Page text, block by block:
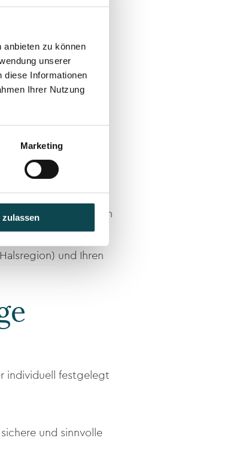
anbieten zu können
unserer
diese Informationen
Ihrer Nutzung
Marketing
zulassen
sanft auf die Haut
operiertes
sanften Grifftechniken
und Ihren
individuell festgelegt
und sinnvolle